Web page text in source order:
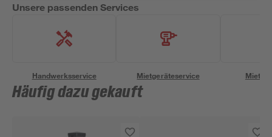
Unsere passenden Services
Handwerksservice Mietgeräteservice
Häufig dazu gekauft